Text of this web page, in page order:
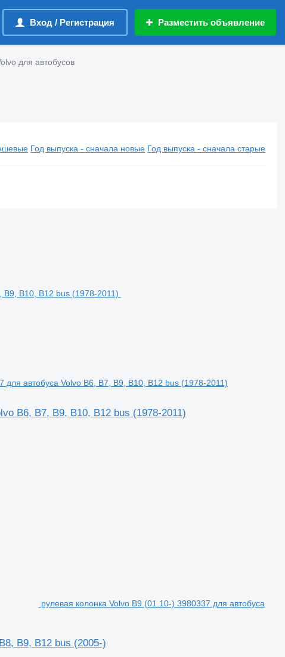
Вход / Регистрация Разместить объявление
для автобусов
Год выпуска - сначала новые Год выпуска - сначала старые
для автобуса Volvo B6, B7, B9, B10, B12 bus (1978-2011)
B6, B7, B9, B10, B12 bus (1978-2011)
рулевая колонка Volvo B9 (01.10-) 3980337 для автобуса
B9, B12 bus (2005-)